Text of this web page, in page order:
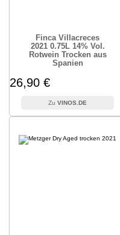
Finca Villacreces
2021 0.75L 14% Vol.
Rotwein Trocken aus
Spanien
26,90 €
VINOS.DE